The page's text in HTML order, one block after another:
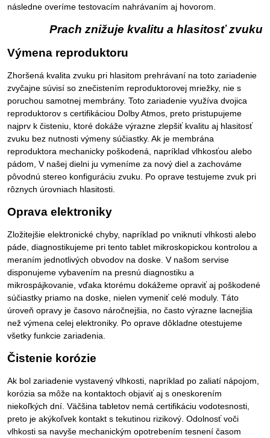
následne overíme testovacím nahrávaním aj hovorom.
Prach znižuje kvalitu a hlasitosť zvuku
Výmena reproduktoru
Zhoršená kvalita zvuku pri hlasitom prehrávaní na toto zariadenie
zvyčajne súvisí so znečistením reproduktorovej mriežky, nie s
poruchou samotnej membrány. Toto zariadenie využíva dvojica
reproduktorov s certifikáciou Dolby Atmos, preto pristupujeme
najprv k čisteniu, ktoré dokáže výrazne zlepšiť kvalitu aj hlasitosť
zvuku bez nutnosti výmeny súčiastky. Ak je membrána
reproduktora mechanicky poškodená, napríklad vlhkosťou alebo
pádom, V našej dielni ju vymeníme za nový diel a zachováme
pôvodnú stereo konfiguráciu zvuku. Po oprave testujeme zvuk pri
rôznych úrovniach hlasitosti.
Oprava elektroniky
Zložitejšie elektronické chyby, napríklad po vniknutí vlhkosti alebo
páde, diagnostikujeme pri tento tablet mikroskopickou kontrolou a
meraním jednotlivých obvodov na doske. V našom servise
disponujeme vybavením na presnú diagnostiku a
mikrospájkovanie, vďaka ktorému dokážeme opraviť aj poškodené
súčiastky priamo na doske, nielen vymeniť celé moduly. Táto
úroveň opravy je časovo náročnejšia, no často výrazne lacnejšia
než výmena celej elektroniky. Po oprave dôkladne otestujeme
všetky funkcie zariadenia.
Čistenie korózie
Ak bol zariadenie vystavený vlhkosti, napríklad po zaliatí nápojom,
korózia sa môže na kontaktoch objaviť aj s oneskorením
niekoľkých dní. Väčšina tabletov nemá certifikáciu vodotesnosti,
preto je akýkoľvek kontakt s tekutinou rizikový. Odolnosť voči
vlhkosti sa navyše mechanickým opotrebením tesnení časom